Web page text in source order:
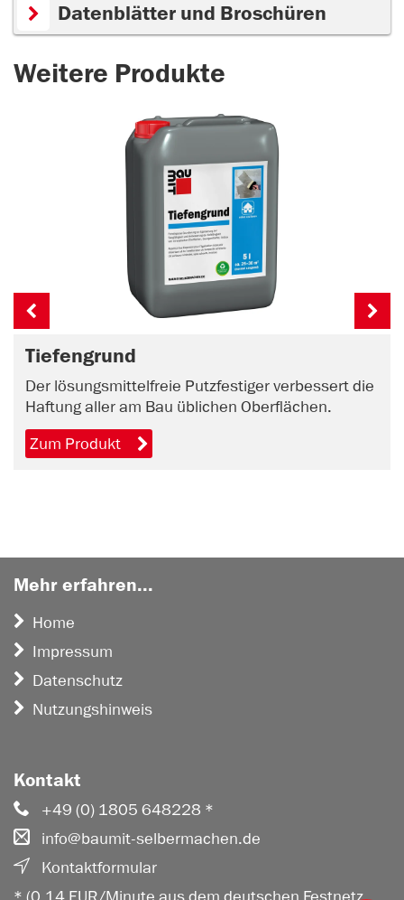
Datenblätter und Broschüren
Weitere Produkte
Tiefengrund
Der lösungsmittelfreie Putzfestiger verbessert die
Haftung aller am Bau üblichen Oberflächen.
Zum Produkt
Mehr erfahren...
Home
Impressum
Datenschutz
Nutzungshinweis
Kontakt
+49 (0) 1805 648228 *
info@baumit-selbermachen.de
Kontaktformular